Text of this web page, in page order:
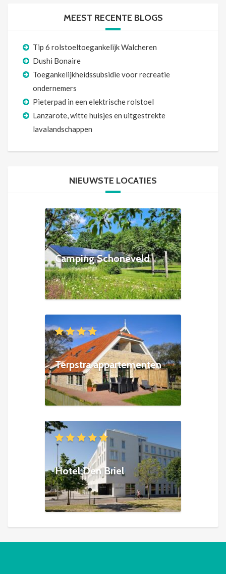
MEEST RECENTE BLOGS
Tip 6 rolstoeltoegankelijk Walcheren
Dushi Bonaire
Toegankelijkheidssubsidie voor recreatie
ondernemers
Pieterpad in een elektrische rolstoel
Lanzarote, witte huisjes en uitgestrekte
lavalandschappen
NIEUWSTE LOCATIES
Camping Schoneveld
Terpstra appartementen
Hotel Den Briel